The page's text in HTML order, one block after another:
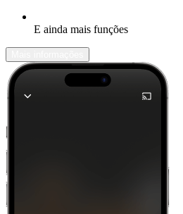
E ainda mais funções